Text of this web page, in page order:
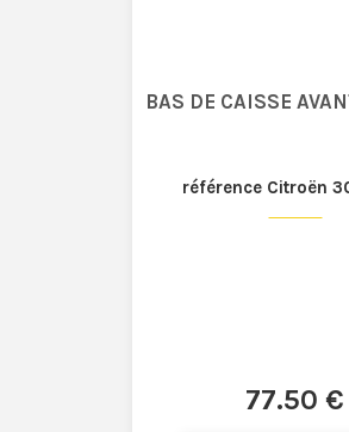
BAS DE CAISSE
référence Citroën
77.50 €